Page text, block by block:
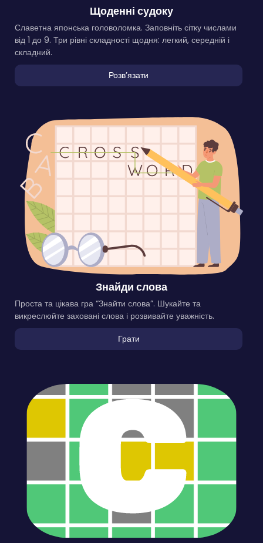
Щоденні судоку
Славетна японська головоломка. Заповніть сітку числами
від 1 до 9. Три рівні складності щодня: легкий, середній і
складний.
Розвʼязати
Знайди слова
Проста та цікава гра “Знайти слова”. Шукайте та
викреслюйте заховані слова і розвивайте уважність.
Грати